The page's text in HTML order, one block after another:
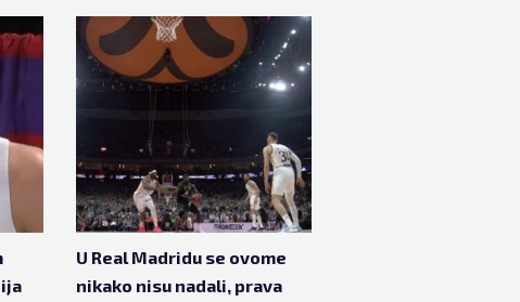
U Real Madridu se ovome
nikako nisu nadali, prava